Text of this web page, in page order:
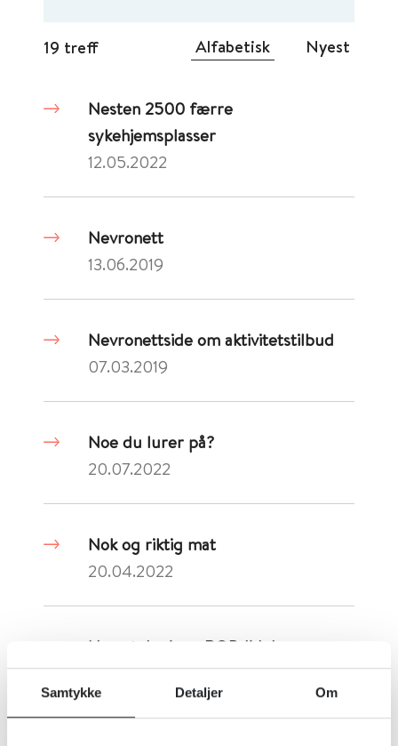
Samtykke Detaljer Om
19 treff Alfabetisk Nyest
Nesten 2500 færre
sykehjemsplasser
12.05.2022
Nevronett
13.06.2019
Nevronettside om aktivitetstilbud
07.03.2019
Noe du lurer på?
20.07.2022
Nok og riktig mat
20.04.2022
Ny antologi om ROP-lidelser,
organisering og tjenester
07.10.2021